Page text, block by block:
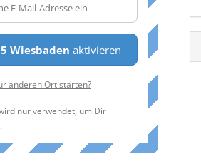
Wiesbaden aktivieren
anderen Ort starten?
nur verwendet, um Dir